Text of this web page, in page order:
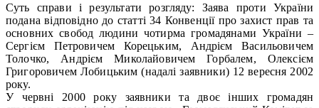
Суть справи і результати розгляду: Заява проти України
подана відповідно до статті 34 Конвенції про захист прав та
основних свобод людини чотирма громадянами України –
Сергієм Петровичем Корецьким, Андрієм Васильовичем
Толочко, Андрієм Миколайовичем Горбалем, Олексієм
Григоровичем Лобицьким (надалі заявники) 12 вересня 2002
року.
У червні 2000 року заявники та двоє інших громадян